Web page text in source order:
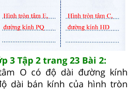
3 Tập 2 trang 23 Bài 2:
O có độ dài đường kính
dài bán kính của hình tròn